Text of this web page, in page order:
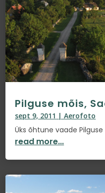
Pilguse mõis,
sept 9, 2011 |Aerofoto
Üks õhtune vaade
read more...